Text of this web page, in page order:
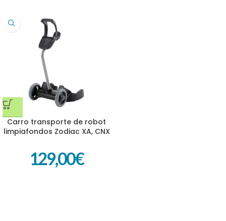
Carro transporte de robot
limpiafondos Zodiac XA, CNX
129,00€